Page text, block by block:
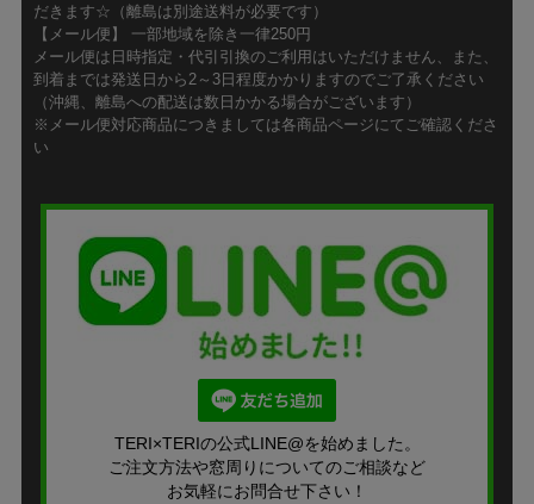
だきます☆（離島は別途送料が必要です）
【メール便】 一部地域を除き一律250円
メール便は日時指定・代引引換のご利用はいただけません、また、
到着までは発送日から2～3日程度かかりますのでご了承ください
（沖縄、離島への配送は数日かかる場合がございます）
※メール便対応商品につきましては各商品ページにてご確認くださ
い
TERI×TERIの公式LINE@を始めました。
ご注文方法や窓周りについてのご相談など
お気軽にお問合せ下さい！